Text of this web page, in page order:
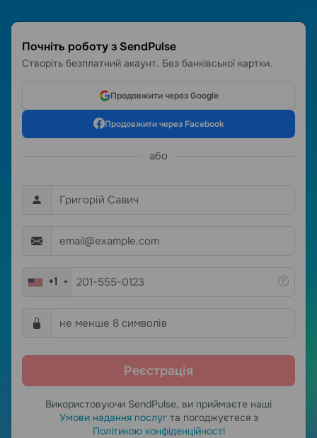
Почніть роботу з SendPulse
Створіть безплатний акаунт. Без банківської картки.
Продовжити через Google
Продовжити через Facebook
або
+1
Використовуючи SendPulse, ви приймаєте наші
Умови надання послугта погоджуєтеся з
Політикою конфіденційності